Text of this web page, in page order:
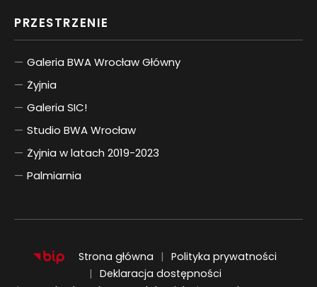
PRZESTRZENIE
Galeria BWA Wrocław Główny
Żyjnia
Galeria SIC!
Studio BWA Wrocław
Żyjnia w latach 2019-2023
Palmiarnia
Strona główna
Polityka prywatności
Deklaracja dostępności